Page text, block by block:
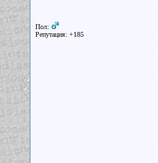
Пол:
Репутация: +185